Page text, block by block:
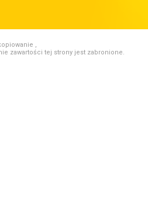
,
zawartości tej strony jest zabronione.